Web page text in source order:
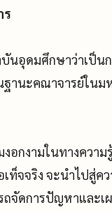
ร
บันอุดมศึกษาว่าเป็น
ฐานะคณาจารย์ในม
อกงามในทางความ
จจริง จะนำไปสู่คว
ถจัดการปัญหาและ